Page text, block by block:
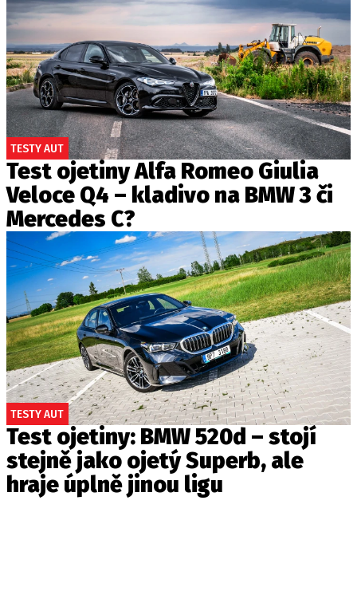
TESTY AUT
Test ojetiny Alfa Romeo Giulia
Veloce Q4 – kladivo na BMW 3 či
Mercedes C?
TESTY AUT
Test ojetiny: BMW 520d – stojí
stejně jako ojetý Superb, ale
hraje úplně jinou ligu